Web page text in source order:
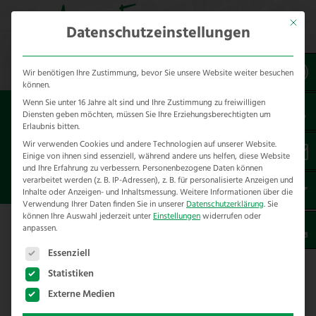
Sie sind hier:Referenzen
*produkt
*bauteile
WEIDEROSTE CADDLEGRID
VIEHGITTER FÜRSTENWALD
Weideroste Caddlegrid Viehgitter
Fürstenwald
Mitten durch die Maßnahmenflächen
Mit
Datenschutzeinstellungen
Wir benötigen Ihre Zustimmung, bevor Sie unsere Website weiter besuchen
können.
Wenn Sie unter 16 Jahre alt sind und Ihre Zustimmung zu freiwilligen
Diensten geben möchten, müssen Sie Ihre Erziehungsberechtigten um
Erlaubnis bitten.
Wir verwenden Cookies und andere Technologien auf unserer Website.
Einige von ihnen sind essenziell, während andere uns helfen, diese Website
und Ihre Erfahrung zu verbessern. Personenbezogene Daten können
verarbeitet werden (z. B. IP-Adressen), z. B. für personalisierte Anzeigen und
Inhalte oder Anzeigen- und Inhaltsmessung.Weitere Informationen über die
Verwendung Ihrer Daten finden Sie in unsererDatenschutzerklärung. Sie
können Ihre Auswahl jederzeit unterEinstellungenwiderrufen oder
anpassen.
Es folgt eine Liste der Service-Gruppen, für die eine
Essenziell
Statistiken
Externe Medien